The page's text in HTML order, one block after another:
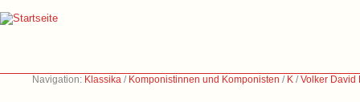
Navigation: Klassika / Komponistinnen und Komponisten / K /Volker David